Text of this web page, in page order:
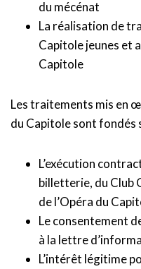
du mécénat
La réalisation de
Capitole jeunes et
Capitole
Les traitements mis en
du Capitole sont fondés
L’exécution
billetterie, du Club
de l’Opéra du
Le consentement
à la lettre
L’intérêt légitime